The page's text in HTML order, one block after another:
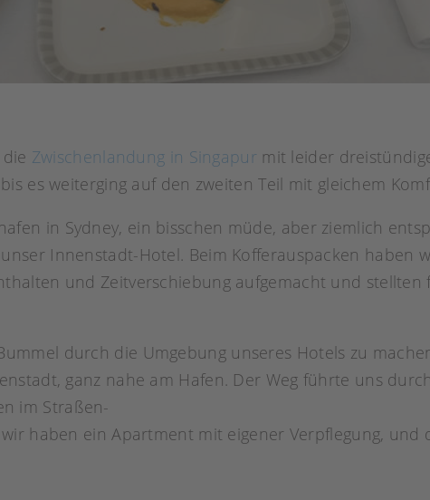
Zwischenlandung in Singapur mit leider
es weiterging auf den zweiten Teil mit gleichem
in Sydney, ein bisschen müde, aber ziemlich
Innenstadt-Hotel. Beim Kofferauspacken haben
und Zeitverschiebung aufgemacht und stellten
durch die Umgebung unseres Hotels zu
ganz nahe am Hafen. Der Weg führte uns
im Straßen-
haben ein Apartment mit eigener Verpflegung, und